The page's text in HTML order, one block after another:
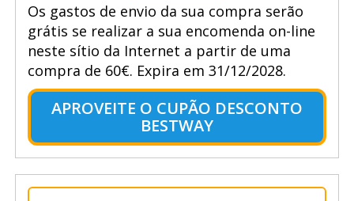
Os gastos de envio da sua compra serão
grátis se realizar a sua encomenda on-line
neste sítio da Internet a partir de uma
compra de 60€. Expira em 31/12/2028.
APROVEITE O CUPÃO DESCONTO
BESTWAY